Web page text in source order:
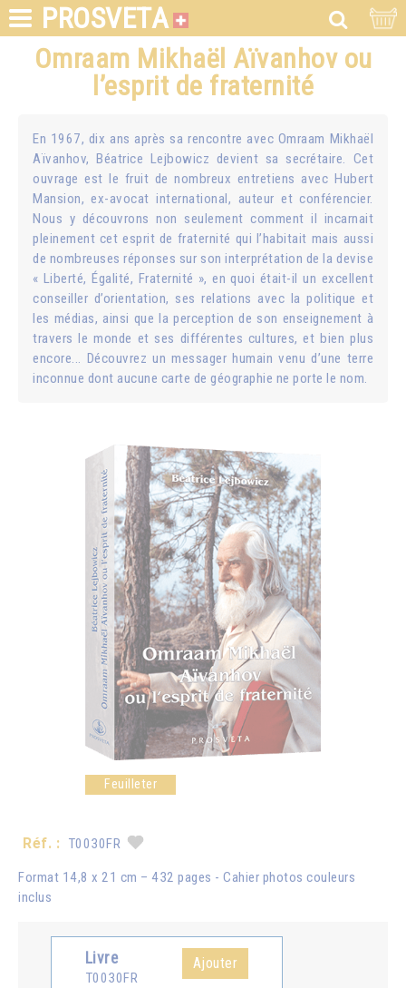
PROSVETA
Omraam Mikhaël Aïvanhov ou
l’esprit de fraternité
En 1967, dix ans après sa rencontre avec Omraam Mikhaël
Aïvanhov, Béatrice Lejbowicz devient sa secrétaire. Cet
ouvrage est le fruit de nombreux entretiens avec Hubert
Mansion, ex-avocat international, auteur et conférencier.
Nous y découvrons non seulement comment il incarnait
pleinement cet esprit de fraternité qui l’habitait mais aussi
de nombreuses réponses sur son interprétation de la devise
« Liberté, Égalité, Fraternité », en quoi était-il un excellent
conseiller d’orientation, ses relations avec la politique et
les médias, ainsi que la perception de son enseignement à
travers le monde et ses différentes cultures, et bien plus
encore... Découvrez un messager humain venu d’une terre
inconnue dont aucune carte de géographie ne porte le nom.
Feuilleter
Réf. : T0030FR
Format 14,8 x 21 cm – 432 pages - Cahier photos couleurs
inclus
Livre
T0030FR
Ajouter